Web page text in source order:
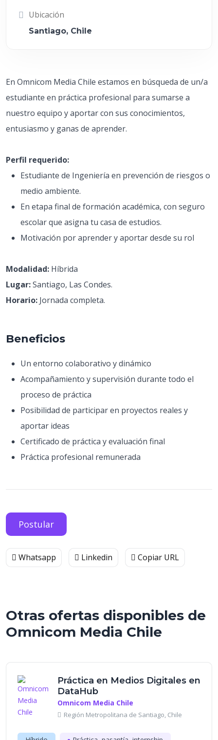
Ubicación
Santiago, Chile
En Omnicom Media Chile estamos en búsqueda de un/a
estudiante en práctica profesional para sumarse a
nuestro equipo y aportar con sus conocimientos,
entusiasmo y ganas de aprender.
Perfil requerido:
Estudiante de Ingeniería en prevención de riesgos o
medio ambiente.
En etapa final de formación académica, con seguro
escolar que asigna tu casa de estudios.
Motivación por aprender y aportar desde su rol
Modalidad: Híbrida
Lugar:Santiago, Las Condes.
Horario: Jornada completa.
Beneficios
Un entorno colaborativo y dinámico
Acompañamiento y supervisión durante todo el
proceso de práctica
Posibilidad de participar en proyectos reales y
aportar ideas
Certificado de práctica y evaluación final
Práctica profesional remunerada
Postular
Whatsapp Linkedin Copiar URL
Otras ofertas disponibles de
Omnicom Media Chile
Práctica en Medios Digitales en
DataHub
Omnicom Media Chile
Región Metropolitana de Santiago, Chile